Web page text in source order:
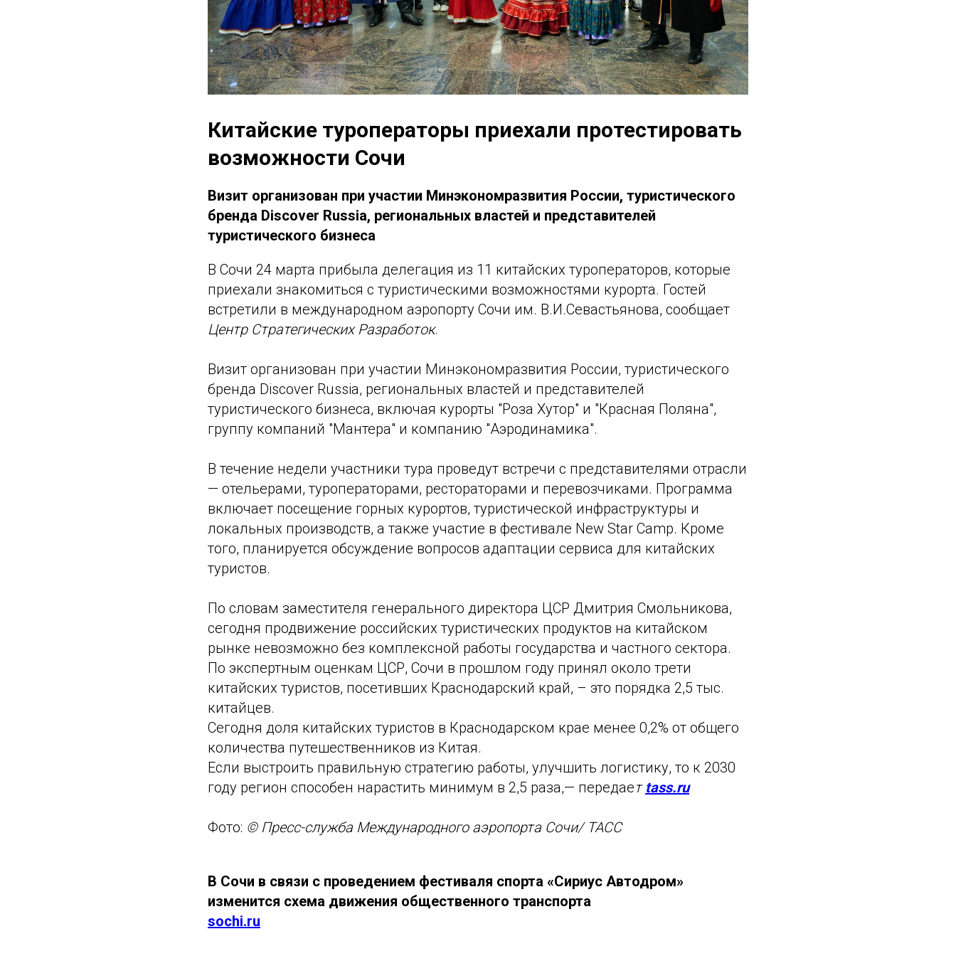
Китайские туроператоры приехали протестировать
возможности Сочи
Визит организован при участии Минэкономразвития России, туристического
бренда Discover Russia, региональных властей и представителей
туристического бизнеса
В Сочи 24 марта прибыла делегация из 11 китайских туроператоров, которые
приехали знакомиться с туристическими возможностями курорта. Гостей
встретили в международном аэропорту Сочи им. В.И.Севастьянова, сообщает
Центр Стратегических Разработок.
Визит организован при участии Минэкономразвития России, туристического
бренда Discover Russia, региональных властей и представителей
туристического бизнеса, включая курорты "Роза Хутор" и "Красная Поляна",
группу компаний "Мантера" и компанию "Аэродинамика".
В течение недели участники тура проведут встречи с представителями отрасли
— отельерами, туроператорами, рестораторами и перевозчиками. Программа
включает посещение горных курортов, туристической инфраструктуры и
локальных производств, а также участие в фестивале New Star Camp. Кроме
того, планируется обсуждение вопросов адаптации сервиса для китайских
туристов.
По словам заместителя генерального директора ЦСР Дмитрия Смольникова,
сегодня продвижение российских туристических продуктов на китайском
рынке невозможно без комплексной работы государства и частного сектора.
По экспертным оценкам ЦСР, Сочи в прошлом году принял около трети
китайских туристов, посетивших Краснодарский край, – это порядка 2,5 тыс.
китайцев.
Сегодня доля китайских туристов в Краснодарском крае менее 0,2% от общего
количества путешественников из Китая.
Если выстроить правильную стратегию работы, улучшить логистику, то к 2030
году регион способен нарастить минимум в 2,5 раза,— передает tass.ru
Фото: © Пресс-служба Международного аэропорта Сочи/ ТАСС
В Сочи в связи с проведением фестиваля спорта «Сириус Автодром»
изменится схема движения общественного транспорта
sochi.ru